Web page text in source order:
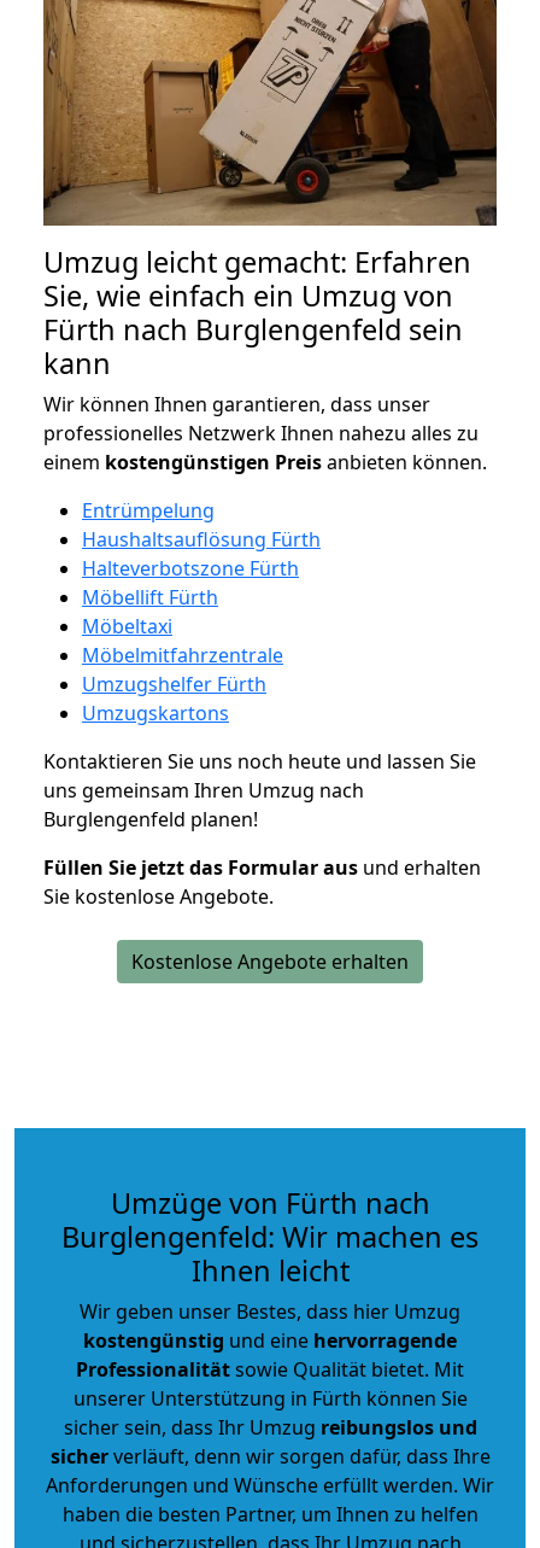
Umzug leicht gemacht: Erfahren
Sie, wie einfach ein Umzug von
Fürth nach Burglengenfeld sein
kann
Wir können Ihnen garantieren, dass unser
professionelles Netzwerk Ihnen nahezu alles zu
einem kostengünstigen Preisanbieten können.
Entrümpelung
Haushaltsauflösung Fürth
Halteverbotszone Fürth
Möbellift Fürth
Möbeltaxi
Möbelmitfahrzentrale
Umzugshelfer Fürth
Umzugskartons
Kontaktieren Sie uns noch heute und lassen Sie
uns gemeinsam Ihren Umzug nach
Burglengenfeld planen!
Füllen Sie jetzt das Formular aus und erhalten
Sie kostenlose Angebote.
Kostenlose Angebote erhalten
Umzüge von Fürth nach
Burglengenfeld: Wir machen es
Ihnen leicht
Wir geben unser Bestes, dass hier Umzug
kostengünstig und eine hervorragende
Professionalitätsowie Qualität bietet. Mit
unserer Unterstützung in Fürth können Sie
sicher sein, dass Ihr Umzug reibungslos und
sicherverläuft, denn wir sorgen dafür, dass Ihre
Anforderungen und Wünsche erfüllt werden. Wir
haben die besten Partner, um Ihnen zu helfen
und sicherzustellen, dass Ihr Umzug nach